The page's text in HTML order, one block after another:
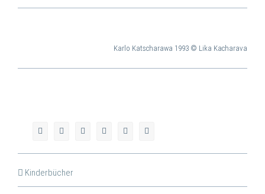
Karlo Katscharawa 1993 © Lika Kacharava
Kinderbücher